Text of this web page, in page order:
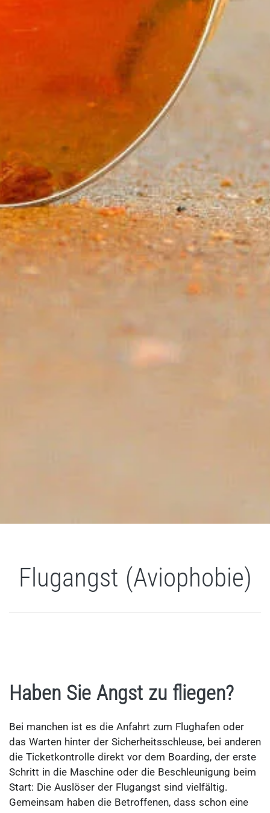
Flugangst (Aviophobie)
Haben Sie Angst zu fliegen?
Bei manchen ist es die Anfahrt zum Flughafen oder
das Warten hinter der Sicherheitsschleuse, bei anderen
die Ticketkontrolle direkt vor dem Boarding, der erste
Schritt in die Maschine oder die Beschleunigung beim
Start: Die Auslöser der Flugangst sind vielfältig.
Gemeinsam haben die Betroffenen, dass schon eine